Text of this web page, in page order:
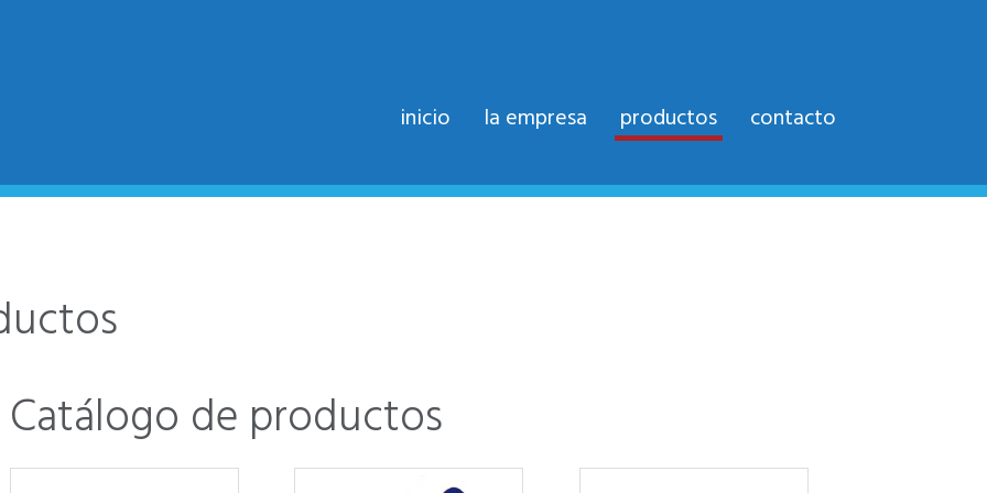
inicio la empresa productos contacto
Catálogo de productos